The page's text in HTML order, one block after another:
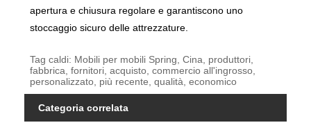
apertura e chiusura regolare e garantiscono uno
stoccaggio sicuro delle attrezzature.
Tag caldi: Mobili per mobili Spring, Cina, produttori,
fabbrica, fornitori, acquisto, commercio all'ingrosso,
personalizzato, più recente, qualità, economico
Categoria correlata